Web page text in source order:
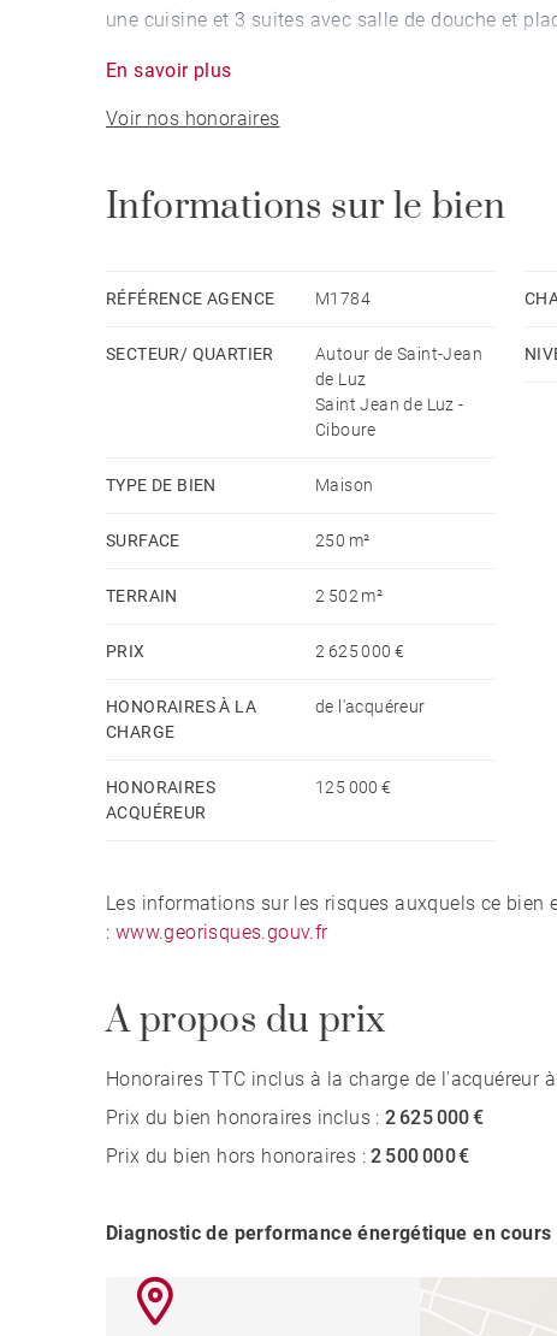
une cuisine et 3 suites avec salle de douche et
À l’extérieur, sur un terrain de 2 502 m² une
house aménagé en chambre avec salle de
En savoir plus
Voir nos honoraires
Informations sur le bien
RÉFÉRENCE AGENCE M1784
SECTEUR/ QUARTIER
Autour de Saint-Jean
de Luz
Saint Jean de Luz -
Ciboure
TYPE DE BIEN Maison
SURFACE 250 m²
TERRAIN 2 502 m²
PRIX 2 625 000 €
HONORAIRES À LA
CHARGE
de l'acquéreur
HONORAIRES
ACQUÉREUR
125 000 €
Les informations sur les risques auxquels ce
: www.georisques.gouv.fr
A propos du prix
Honoraires TTC inclus à la charge de l'acquéreur
Prix du bien honoraires inclus :2 625 000 €
Prix du bien hors honoraires :2 500 000 €
Diagnostic de performance énergétique en cours